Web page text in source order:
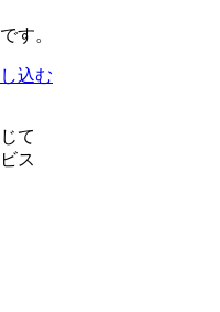
す。
込む
て
ス